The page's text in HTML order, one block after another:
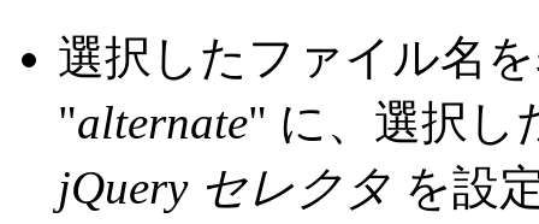
選択したファイル名
"alternate" に、選択し
jQuery セレクタ を設